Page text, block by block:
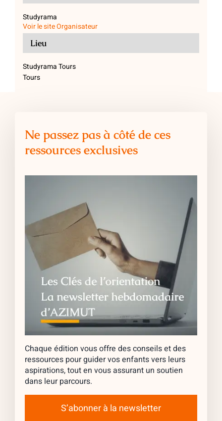
Lieu
Studyrama Tours
Tours
Studyrama
Voir le site Organisateur
Ne passez pas à côté de ces
ressources exclusives
Chaque édition vous offre des conseils et des
ressources pour guider vos enfants vers leurs
aspirations, tout en vous assurant un soutien
dans leur parcours.
S’abonner à la newsletter